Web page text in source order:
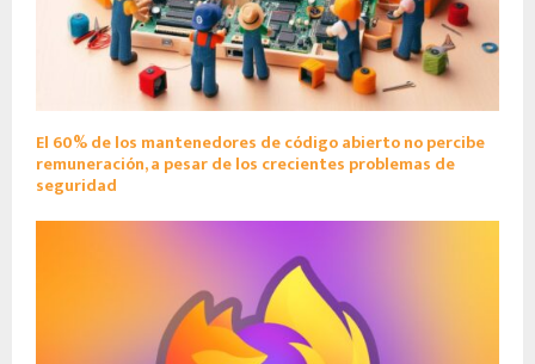
El 60% de los mantenedores de código abierto no percibe
remuneración, a pesar de los crecientes problemas de
seguridad